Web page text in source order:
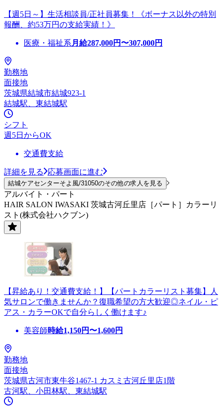
【週5日～】生活相談員/正社員募集！《ボーナス以外の特別
報酬、約53万円の支給実績！》
医療・福祉系 月給287,000円〜307,000円
勤務地
面接地
茨城県結城市結城923-1
結城駅、東結城駅
シフト
週5日からOK
交通費支給
詳細を見る 応募画面に進む
結城ケアセンターそよ風/31050のその他の求人を見る
アルバイト・パート
HAIR SALON IWASAKI 茨城古河丘里店［パート］カラーリ
スト(株式会社ハクブン)
【昇給あり！交通費支給！】【パートカラーリスト募集】人
気サロンで働きませんか？復職希望の方大歓迎◎ネイル・ピ
アス・カラーOKで自分らしく働けます♪
美容師時給1,150円〜1,600円
勤務地
面接地
茨城県古河市東牛谷1467-1 カスミ古河丘里店1階
古河駅、小田林駅、東結城駅